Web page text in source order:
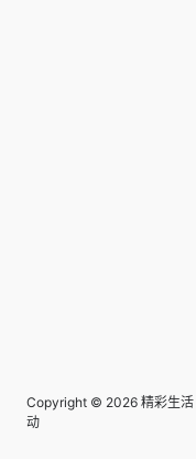
Copyright © 2026 精彩生活
动